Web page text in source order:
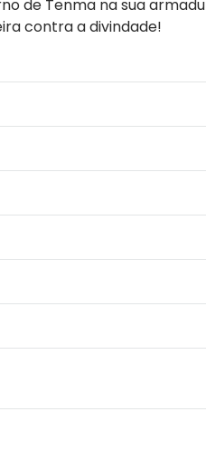
de Tenma na sua
contra a divindade!